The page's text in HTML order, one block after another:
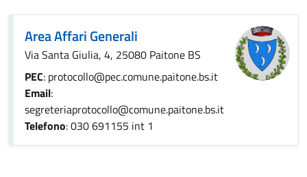
Area Affari Generali
Via Santa Giulia, 4, 25080 Paitone BS
PEC: protocollo@pec.comune.paitone.bs.it
Email:
segreteriaprotocollo@comune.paitone.bs.it
Telefono: 030 691155 int 1